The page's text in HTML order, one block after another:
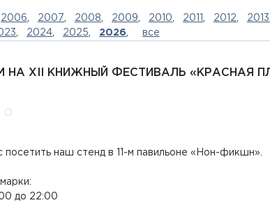
2006 2007 2008 2009 2010 2011 2012 2013
2024 2025 2026 все
НА XII КНИЖНЫЙ ФЕСТИВАЛЬ «КРАСНАЯ
посетить наш стенд в 11-м павильоне «Нон-фикшн».
до 22:00